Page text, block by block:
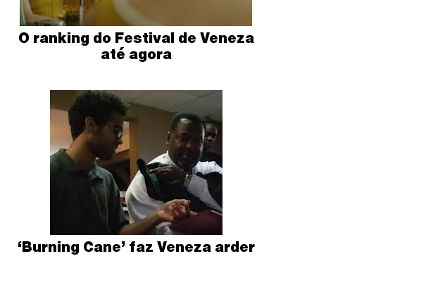
O ranking do Festival de Veneza
até agora
‘Burning Cane’ faz Veneza arder